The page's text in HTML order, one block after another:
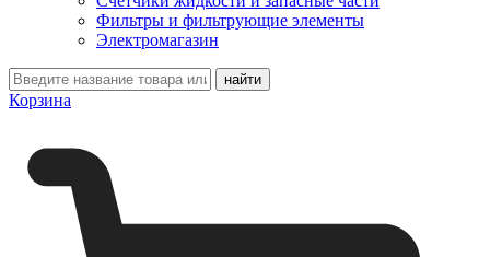
Фильтры и фильтрующие элементы
Электромагазин
Корзина